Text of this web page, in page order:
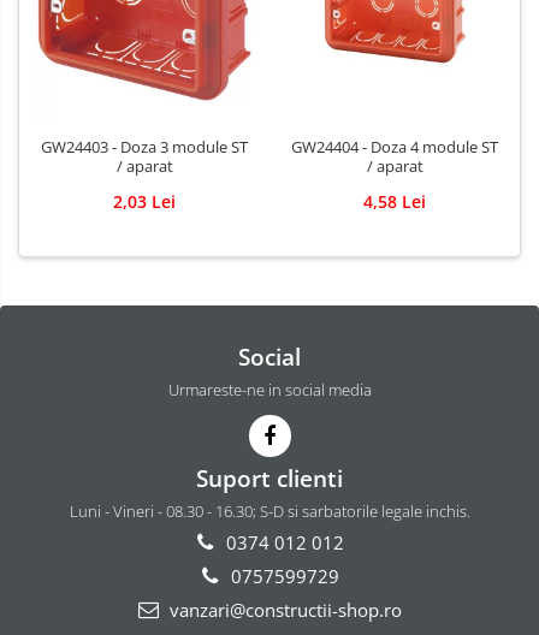
GW24403 - Doza 3 module ST
/ aparat
2,03 Lei
GW24404 - Doza 4 module ST
/ aparat
4,58 Lei
Social
Urmareste-ne in social media
Suport clienti
Luni - Vineri - 08.30 - 16.30; S-D si sarbatorile legale inchis.
0374 012 012
0757599729
vanzari@constructii-shop.ro